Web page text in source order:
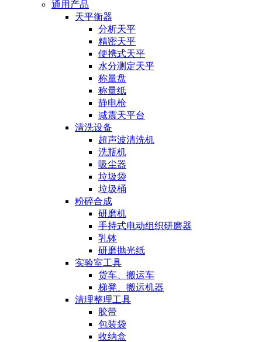
通用产品
天平衡器
分析天平
精密天平
便携式天平
水分测定天平
称量盘
称量纸
静电枪
减震天平台
清洗设备
超声波清洗机
洗瓶机
吸尘器
垃圾袋
垃圾桶
粉碎合成
研磨机
手持式电动组织研磨器
乳钵
研磨抛光纸
实验室工具
货车、搬运车
梯凳、搬运机器
清理整理工具
胶带
包装袋
收纳盒